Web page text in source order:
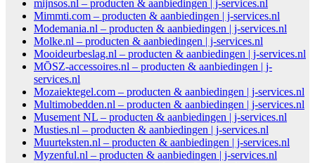
mijnsos.nl – producten & aanbiedingen | j-services.nl
Mimmti.com – producten & aanbiedingen | j-services.nl
Modemania.nl – producten & aanbiedingen | j-services.nl
Molke.nl – producten & aanbiedingen | j-services.nl
Mooideurbeslag.nl – producten & aanbiedingen | j-services.nl
MŌSZ-accessoires.nl – producten & aanbiedingen | j-
services.nl
Mozaiektegel.com – producten & aanbiedingen | j-services.nl
Multimobedden.nl – producten & aanbiedingen | j-services.nl
Musement NL – producten & aanbiedingen | j-services.nl
Musties.nl – producten & aanbiedingen | j-services.nl
Muurteksten.nl – producten & aanbiedingen | j-services.nl
Myzenful.nl – producten & aanbiedingen | j-services.nl